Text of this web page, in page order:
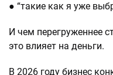
● “такие как я уже
И чем перегруженнее
это влияет на деньги.
В 2026 году бизнес